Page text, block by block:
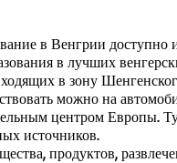
в Венгрии доступно
в лучших
в зону
можно на
центром Европы.
источников.
продуктов,